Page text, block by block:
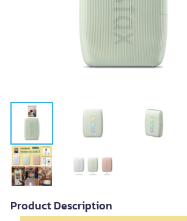
Product Description